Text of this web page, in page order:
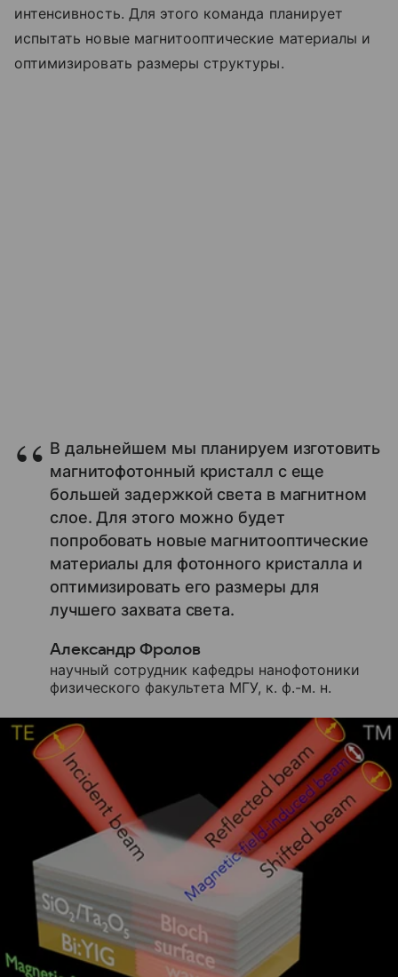
интенсивность. Для этого команда планирует
испытать новые магнитооптические материалы и
оптимизировать размеры структуры.
В дальнейшем мы планируем изготовить
магнитофотонный кристалл с еще
большей задержкой света в магнитном
слое. Для этого можно будет
попробовать новые магнитооптические
материалы для фотонного кристалла и
оптимизировать его размеры для
лучшего захвата света.
Александр Фролов
научный сотрудник кафедры нанофотоники
физического факультета МГУ, к. ф.-м. н.